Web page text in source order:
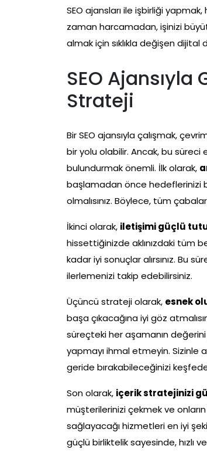
SEO ajansları ile işbirliği
zaman harcamadan, işinizi
almak için sıklıkla değişen
SEO Ajansıyla
Strateji
Bir SEO ajansıyla çalışmak,
bir yolu olabilir. Ancak, bu
bulundurmak önemli. İlk olarak,
başlamadan önce hedeflerinizi
olmalısınız. Böylece, tüm
İkinci olarak, iletişimi güçlü
hissettiğinizde aklınızdaki tüm
kadar iyi sonuçlar alırsınız. Bu
ilerlemenizi takip edebilirsiniz.
Üçüncü strateji olarak, esnek
başa çıkacağına iyi göz
süreçteki her aşamanın
yapmayı ihmal etmeyin. Sizinle
geride bırakabileceğinizi
Son olarak, içerik stratejinizi
müşterilerinizi çekmek ve onların
sağlayacağı hizmetleri en iyi
güçlü birliktelik sayesinde, hızlı